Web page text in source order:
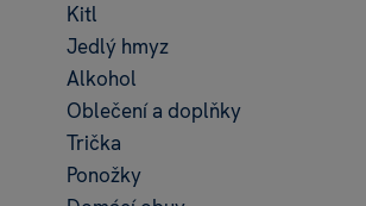
Kitl
Jedlý hmyz
Alkohol
Oblečení a doplňky
Trička
Ponožky